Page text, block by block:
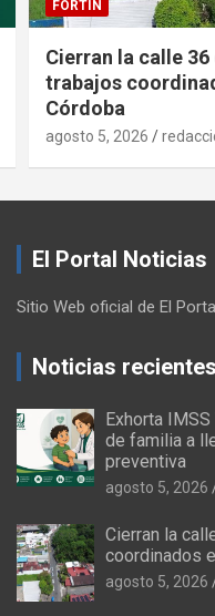
FORTÍN
Cierran la calle
trabajos
Córdoba
agosto 5, 2026
El Portal Noticias
Sitio Web oficial de El
Noticias recientes
Exhorta
de familia a
preventiva
agosto 5, 2026
Cierran la
coordinados
agosto 5, 2026